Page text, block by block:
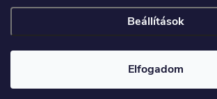
Beállítások
Elfogadom
Shoptet készítette
Copyright 2026HAUSDECO.HU. Minden